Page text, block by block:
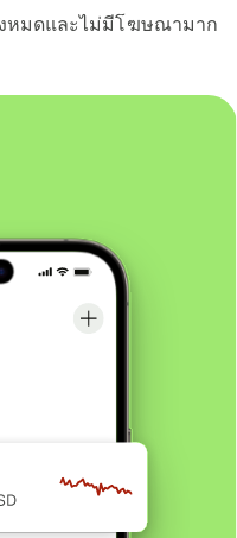
หมดและไม่มีโฆษณามาก